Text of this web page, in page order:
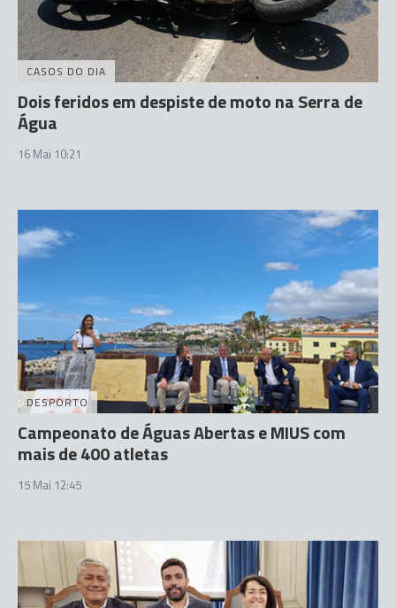
CASOS DO DIA
Dois feridos em despiste de moto na Serra de
Água
16 Mai 10:21
DESPORTO
Campeonato de Águas Abertas e MIUS com
mais de 400 atletas
15 Mai 12:45